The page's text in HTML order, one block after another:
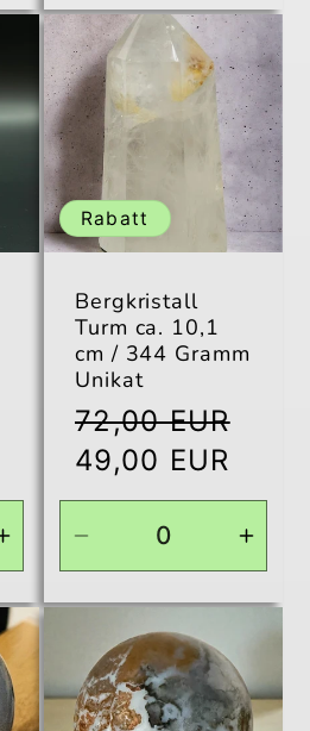
Menge
Default
Title
Menge
für
Default
Title
für
Title
Erhöhe
die
Menge
für
Default
Title
Rabatt
Bergkristall
Turm ca. 10,1
cm / 344 Gramm
Unikat
Normaler
Preis
72,00 EUR
Verkaufspreis
49,00 EUR
Verringere
die
Menge
für
Default
Title
die
Title